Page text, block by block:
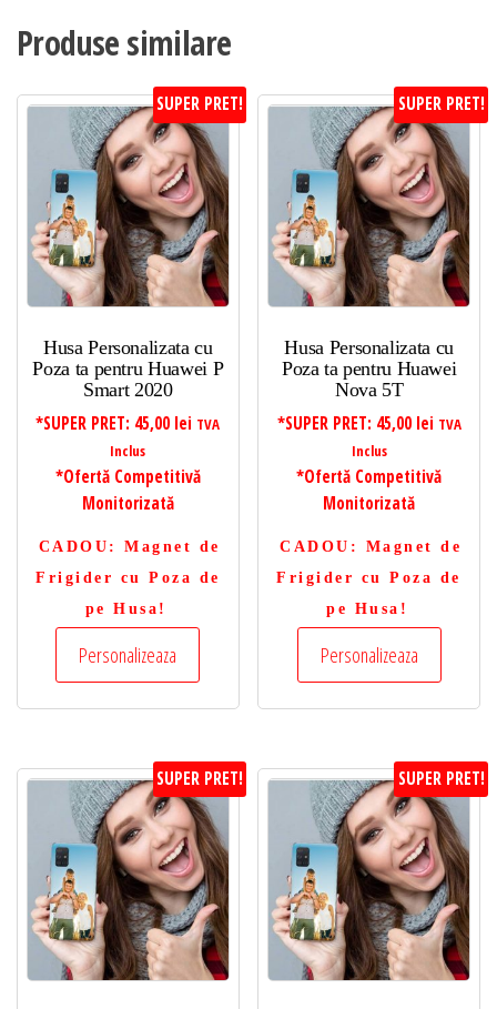
Produse similare
SUPER PRET!
Husa Personalizata cu
Poza ta pentru Huawei P
Smart 2020
*SUPER PRET: 45,00 lei TVA
Inclus
*Ofertă Competitivă
Monitorizată
CADOU : Magnet de
Frigider cu Poza de
pe Husa!
Personalizeaza
SUPER PRET!
Husa Personalizata cu
Poza ta pentru Huawei
Nova 5T
*SUPER PRET: 45,00 lei TVA
Inclus
*Ofertă Competitivă
Monitorizată
CADOU : Magnet de
Frigider cu Poza de
pe Husa!
Personalizeaza
SUPER PRET! SUPER PRET!